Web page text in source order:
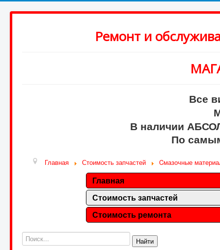
Ремонт и
Все
В наличии
По
Главная Стоимость запчастей Cмазочные
Главная
Стоимость запчастей
Стоимость ремонта
Найти